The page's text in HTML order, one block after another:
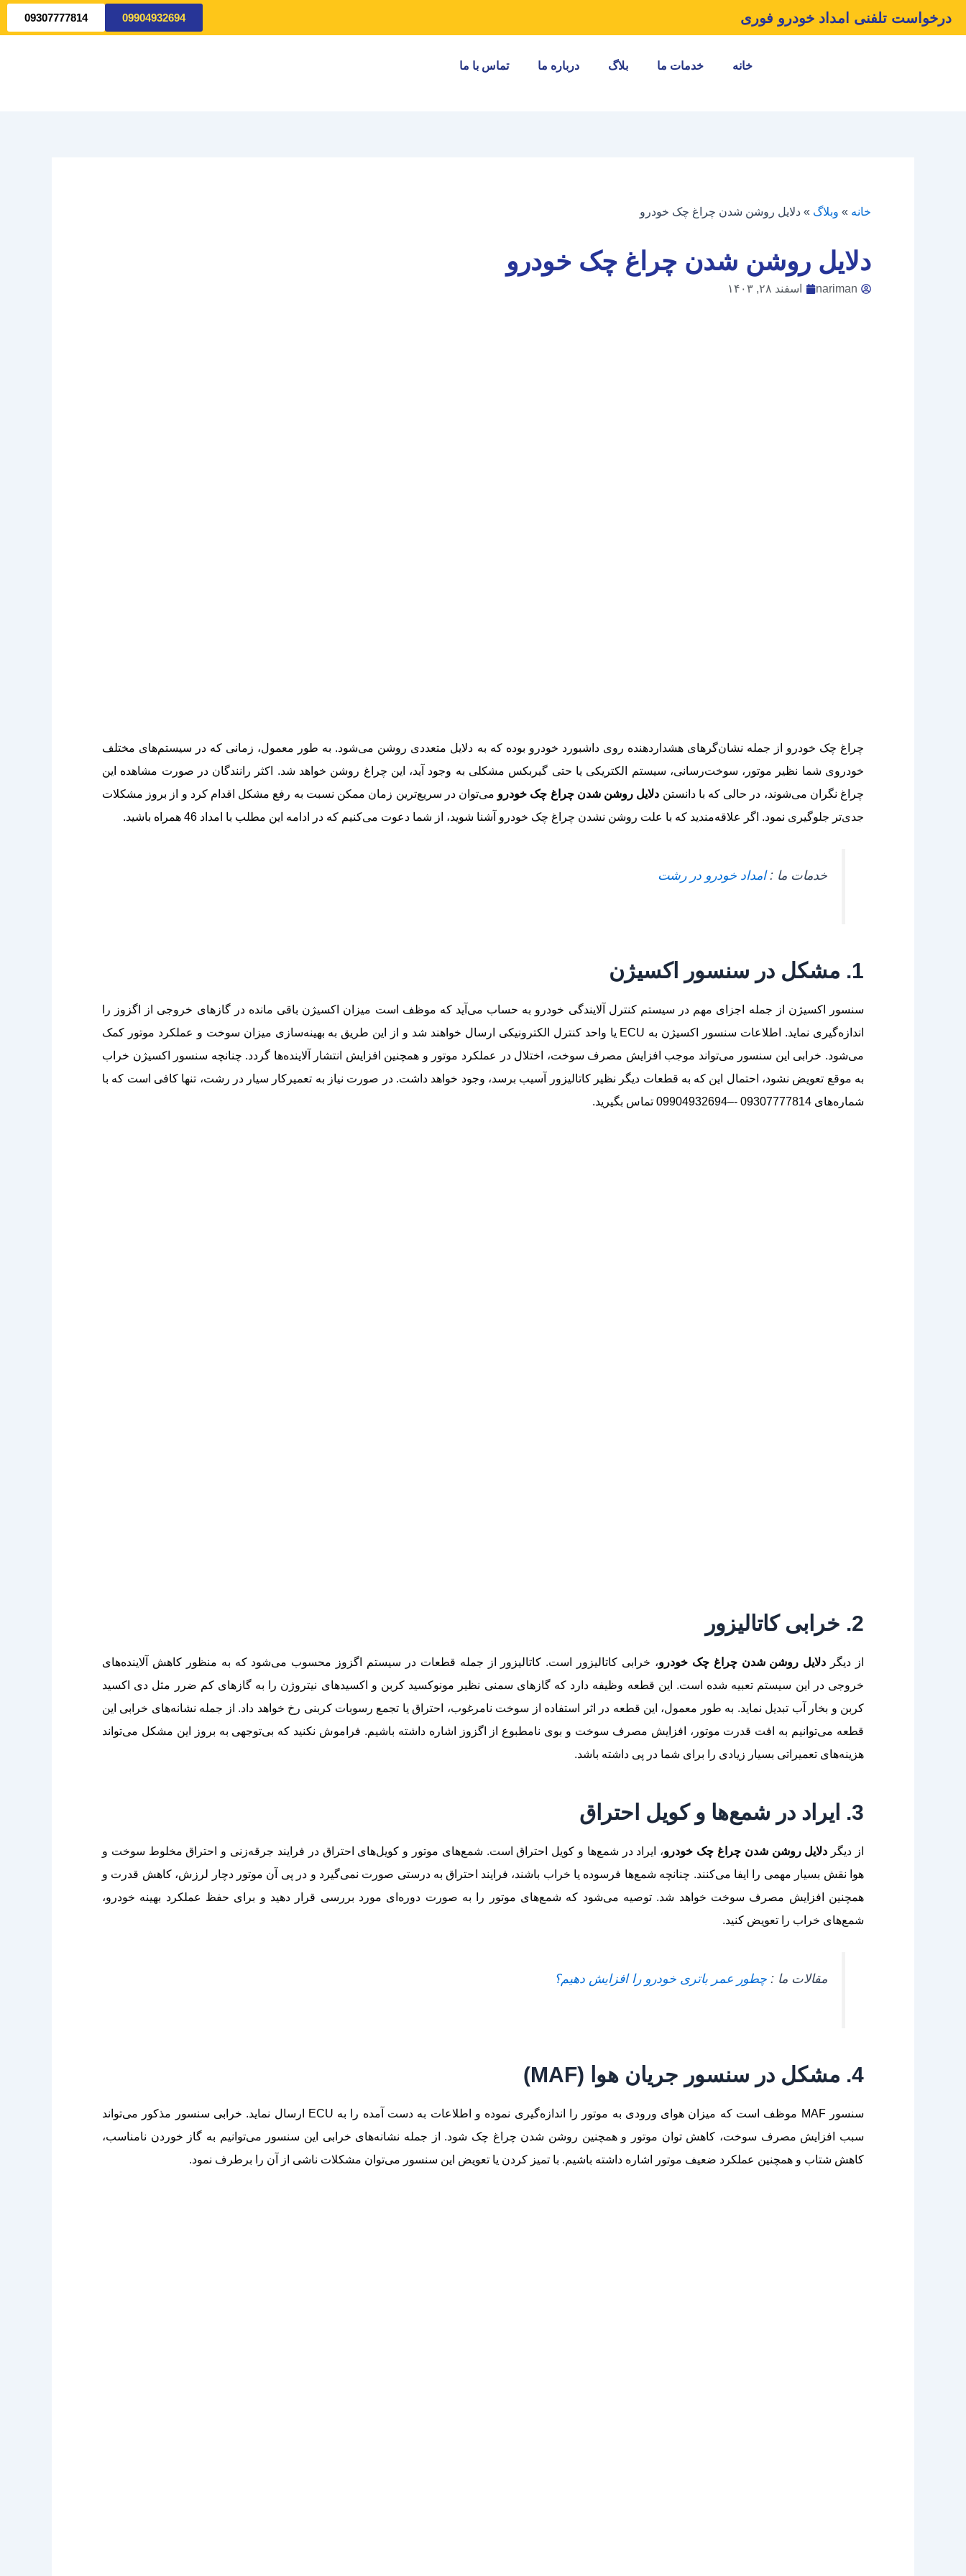
درخواست تلفنی امداد خودرو فوری 09904932694
09307777814
خانه خدمات ما بلاگ درباره ما تماس با ما
خانه » وبلاگ » دلایل روشن شدن چراغ چک خودرو
دلایل روشن شدن چراغ چک خودرو
nariman اسفند ۲۸, ۱۴۰۳
چراغ چک خودرو از جمله نشان‌گرهای هشداردهنده روی داشبورد خودرو بوده که به دلایل متعددی روشن می‌شود. به طور معمول، زمانی که در سیستم‌های مختلف
خودروی شما نظیر موتور، سوخت‌رسانی، سیستم الکتریکی یا حتی گیربکس مشکلی به وجود آید، این چراغ روشن خواهد شد. اکثر رانندگان در صورت مشاهده این
چراغ نگران می‌شوند، در حالی که با دانستن دلایل روشن شدن چراغ چک خودرو می‌توان در سریع‌ترین زمان ممکن نسبت به رفع مشکل اقدام کرد و از بروز مشکلات
جدی‌تر جلوگیری نمود. اگر علاقه‌مندید که با علت روشن نشدن چراغ چک خودرو آشنا شوید، از شما دعوت می‌کنیم که در ادامه این مطلب با امداد 46 همراه باشید.
خدمات ما :امداد خودرو در رشت
1. مشکل در سنسور اکسیژن
سنسور اکسیژن از جمله اجزای مهم در سیستم کنترل آلایندگی خودرو به حساب می‌آید که موظف است میزان اکسیژن باقی مانده در گازهای خروجی از اگزوز را
اندازه‌گیری نماید. اطلاعات سنسور اکسیژن به ECU یا واحد کنترل الکترونیکی ارسال خواهند شد و از این طریق به بهینه‌سازی میزان سوخت و عملکرد موتور کمک
می‌شود. خرابی این سنسور می‌تواند موجب افزایش مصرف سوخت، اختلال در عملکرد موتور و همچنین افزایش انتشار آلاینده‌ها گردد. چنانچه سنسور اکسیژن خراب
به موقع تعویض نشود، احتمال این که به قطعات دیگر نظیر کاتالیزور آسیب برسد، وجود خواهد داشت. در صورت نیاز به تعمیرکار سیار در رشت، تنها کافی است که با
شماره‌های 09307777814 -–09904932694 تماس بگیرید.
2. خرابی کاتالیزور
از دیگر دلایل روشن شدن چراغ چک خودرو، خرابی کاتالیزور است. کاتالیزور از جمله قطعات در سیستم اگزوز محسوب می‌شود که به منظور کاهش آلاینده‌های
خروجی در این سیستم تعبیه شده است. این قطعه وظیفه دارد که گازهای سمنی نظیر مونوکسید کربن و اکسیدهای نیتروژن را به گازهای کم ضرر مثل دی اکسید
کربن و بخار آب تبدیل نماید. به طور معمول، این قطعه در اثر استفاده از سوخت نامرغوب، احتراق یا تجمع رسوبات کربنی رخ خواهد داد. از جمله نشانه‌های خرابی این
قطعه می‌توانیم به افت قدرت موتور، افزایش مصرف سوخت و بوی نامطبوع از اگزوز اشاره داشته باشیم. فراموش نکنید که بی‌توجهی به بروز این مشکل می‌تواند
هزینه‌های تعمیراتی بسیار زیادی را برای شما در پی داشته باشد.
3. ایراد در شمع‌ها و کویل احتراق
از دیگر دلایل روشن شدن چراغ چک خودرو
، ایراد در شمع‌ها و کویل احتراق است. شمع‎‌های موتور و کویل‌های احتراق در فرایند جرقه‌زنی و احتراق مخلوط سوخت و
هوا نقش بسیار مهمی را ایفا می‌کنند. چنانچه شمع‌ها فرسوده یا خراب باشند، فرایند احتراق به درستی صورت نمی‌گیرد و در پی آن موتور دچار لرزش، کاهش قدرت و
همچنین افزایش مصرف سوخت خواهد شد. توصیه می‌شود که شمع‌های موتور را به صورت دوره‌ای مورد بررسی قرار دهید و برای حفظ عملکرد بهینه خودرو،
شمع‌های خراب را تعویض کنید.
مقالات ما :چطور عمر باتری خودرو را افزایش دهیم؟
4. مشکل در سنسور جریان هوا (MAF)
سنسور MAF موظف است که میزان هوای ورودی به موتور را اندازه‌گیری نموده و اطلاعات به دست‌ آمده را به ECU ارسال نماید. خرابی سنسور مذکور می‌تواند
سبب افزایش مصرف سوخت، کاهش توان موتور و همچنین روشن شدن چراغ چک شود. از جمله نشانه‌های خرابی این سنسور می‌توانیم به گاز خوردن نامناسب،
کاهش شتاب و همچنین عملکرد ضعیف موتور اشاره داشته باشیم. با تمیز کردن یا تعویض این سنسور می‌توان مشکلات ناشی از آن را برطرف نمود.